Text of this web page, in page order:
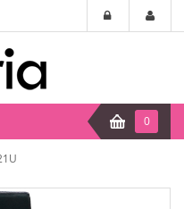
0